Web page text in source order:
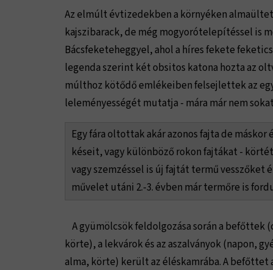
Az elmúlt évtizedekben a környéken
kajszibarack, de még mogyorótelepítéssel is
Bácsfeketeheggyel, ahol a híres fekete
legenda szerint két obsitos katona hozta az
múlthoz kötődő emlékeiben felsejlettek az
leleményességét mutatja - mára már nem
Egy fára oltottak akár azonos fajta de
késeit, vagy különböző rokon fajtákat -
vagy szemzéssel is új fajtát termű
művelet utáni 2.-3. évben már termőre is
A gyümölcsök feldolgozása során a befőttek
körte), a lekvárok és az aszalványok (napon,
alma, körte) került az éléskamrába. A